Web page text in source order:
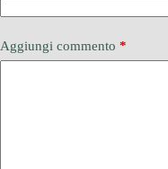
Aggiungi commento *